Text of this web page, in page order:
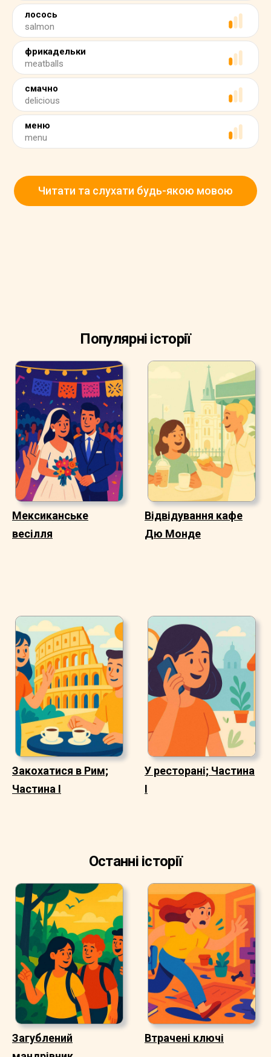
лосось
salmon
фрикадельки
meatballs
смачно
delicious
меню
menu
Читати та слухати будь-якою мовою
Популярні історії
Мексиканське
весілля
Відвідування кафе
Дю Монде
Закохатися в Рим;
Частина I
У ресторані; Частина
I
Останні історії
Загублений
Втрачені ключі